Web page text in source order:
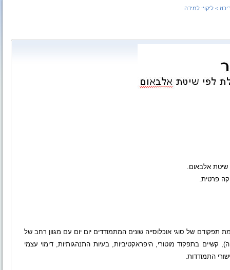
> ליקויי למידה
שיטת אלבאום.
פרטית.
של סוגי אוכלוסייה שונים המתמודדים יום יום עם מגוון רחב של
קשיים בתפקוד מוטורי, היפראקטיביות, בעיות התנהגותיות, דימוי עצמי
התמודדות.